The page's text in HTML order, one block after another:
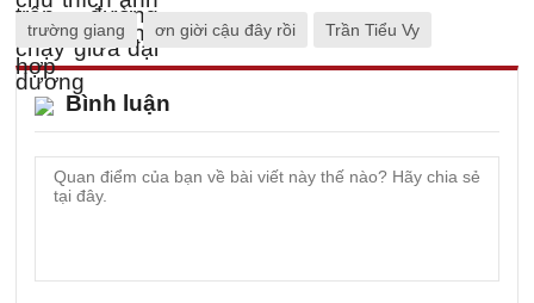
trường giang ơn giời cậu đây rồi Trần Tiểu Vy
Bình luận